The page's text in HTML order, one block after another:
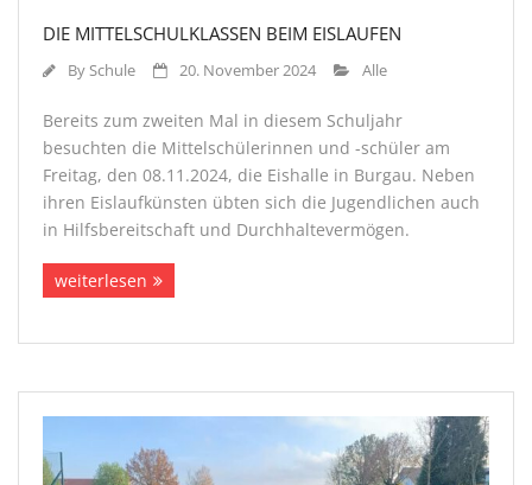
DIE MITTELSCHULKLASSEN BEIM EISLAUFEN
BySchule 20. November 2024 Alle
Bereits zum zweiten Mal in diesem Schuljahr
besuchten die Mittelschülerinnen und -schüler am
Freitag, den 08.11.2024, die Eishalle in Burgau. Neben
ihren Eislaufkünsten übten sich die Jugendlichen auch
in Hilfsbereitschaft und Durchhaltevermögen.
weiterlesen